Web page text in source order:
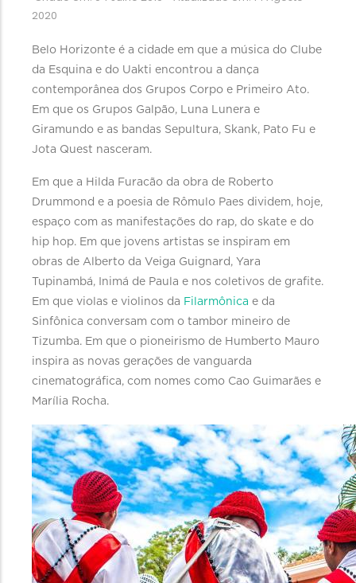
2020
Belo Horizonte é a cidade em que a música do Clube
da Esquina e do Uakti encontrou a dança
contemporânea dos Grupos Corpo e Primeiro Ato.
Em que os Grupos Galpão, Luna Lunera e
Giramundo e as bandas Sepultura, Skank, Pato Fu e
Jota Quest nasceram.
Em que a Hilda Furacão da obra de Roberto
Drummond e a poesia de Rômulo Paes dividem, hoje,
espaço com as manifestações do rap, do skate e do
hip hop. Em que jovens artistas se inspiram em
obras de Alberto da Veiga Guignard, Yara
Tupinambá, Inimá de Paula e nos coletivos de grafite.
Em que violas e violinos da Filarmônica e da
Sinfônica conversam com o tambor mineiro de
Tizumba. Em que o pioneirismo de Humberto Mauro
inspira as novas gerações de vanguarda
cinematográfica, com nomes como Cao Guimarães e
Marília Rocha.